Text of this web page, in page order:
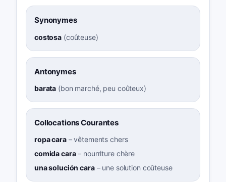
Synonymes
costosa (coûteuse)
Antonymes
barata (bon marché, peu coûteux)
Collocations Courantes
ropa cara–vêtements chers
comida cara– nourriture chère
una solución cara– une solution coûteuse